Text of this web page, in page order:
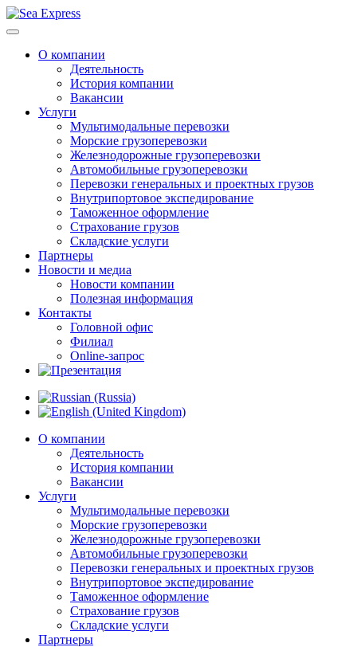
О компании
Деятельность
История компании
Вакансии
Услуги
Мультимодальные перевозки
Морские грузоперевозки
Железнодорожные грузоперевозки
Автомобильные грузоперевозки
Перевозки генеральных и проектных грузов
Внутрипортовое экспедирование
Таможенное оформление
Страхование грузов
Складские услуги
Партнеры
Новости и медиа
Новости компании
Полезная информация
Контакты
Головной офис
Филиал
Online-запрос
О компании
Деятельность
История компании
Вакансии
Услуги
Мультимодальные перевозки
Морские грузоперевозки
Железнодорожные грузоперевозки
Автомобильные грузоперевозки
Перевозки генеральных и проектных грузов
Внутрипортовое экспедирование
Таможенное оформление
Страхование грузов
Складские услуги
Партнеры